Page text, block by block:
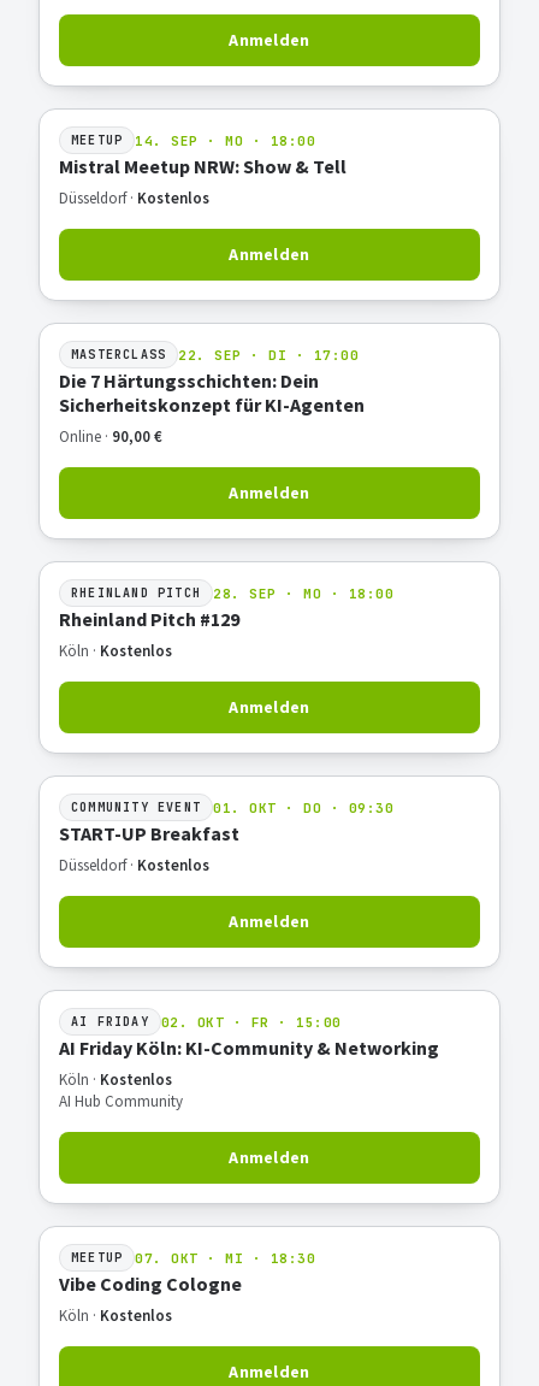
Anmelden
MEETUP 14. SEP · MO · 18:00
Mistral Meetup NRW: Show & Tell
Düsseldorf · Kostenlos
Anmelden
MASTERCLASS 22. SEP · DI · 17:00
Die 7 Härtungsschichten: Dein
Sicherheitskonzept für KI-Agenten
Online · 90,00 €
Anmelden
RHEINLAND PITCH 28. SEP · MO · 18:00
Rheinland Pitch #129
Köln · Kostenlos
Anmelden
COMMUNITY EVENT 01. OKT · DO · 09:30
START-UP Breakfast
Düsseldorf · Kostenlos
Anmelden
AI FRIDAY 02. OKT · FR · 15:00
AI Friday Köln: KI-Community & Networking
Köln · Kostenlos
AI Hub Community
Anmelden
MEETUP 07. OKT · MI · 18:30
Vibe Coding Cologne
Köln · Kostenlos
Anmelden